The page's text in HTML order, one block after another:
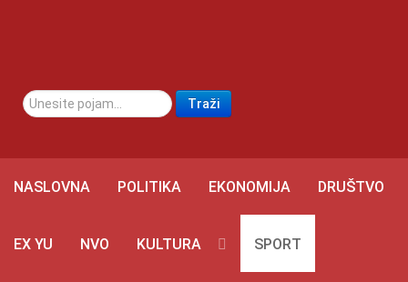
traži... Traži
NASLOVNA POLITIKA EKONOMIJA DRUŠTVO
EX YU NVO KULTURA SPORT